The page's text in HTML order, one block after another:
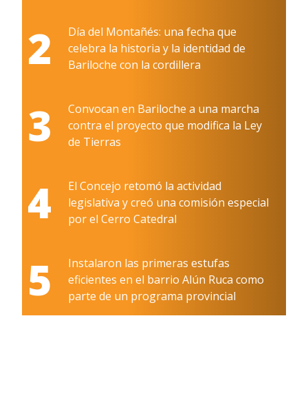
2
Día del Montañés: una fecha que
celebra la historia y la identidad de
Bariloche con la cordillera
3
Convocan en Bariloche a una marcha
contra el proyecto que modifica la Ley
de Tierras
4
El Concejo retomó la actividad
legislativa y creó una comisión especial
por el Cerro Catedral
5
Instalaron las primeras estufas
eficientes en el barrio Alún Ruca como
parte de un programa provincial